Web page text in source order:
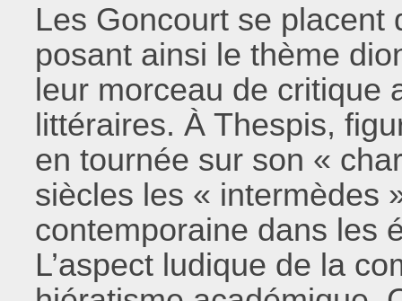
Les Goncourt se placent
posant ainsi le thème
leur morceau de critique
littéraires. À Thespis,
en tournée sur son «
siècles les « intermèdes
contemporaine dans les
L’aspect ludique de la